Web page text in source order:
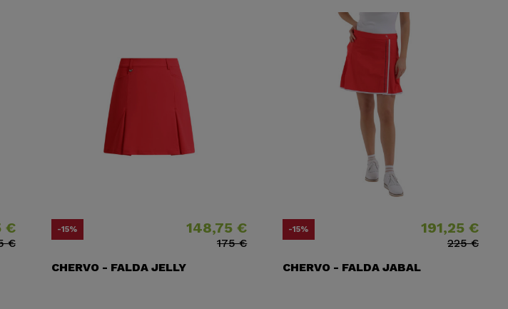
€
€
-15% Precio148,75 €
Precio base
175 €
CHERVO - FALDA JELLY
-15% Precio191,25 €
Precio base
225 €
CHERVO - FALDA JABAL